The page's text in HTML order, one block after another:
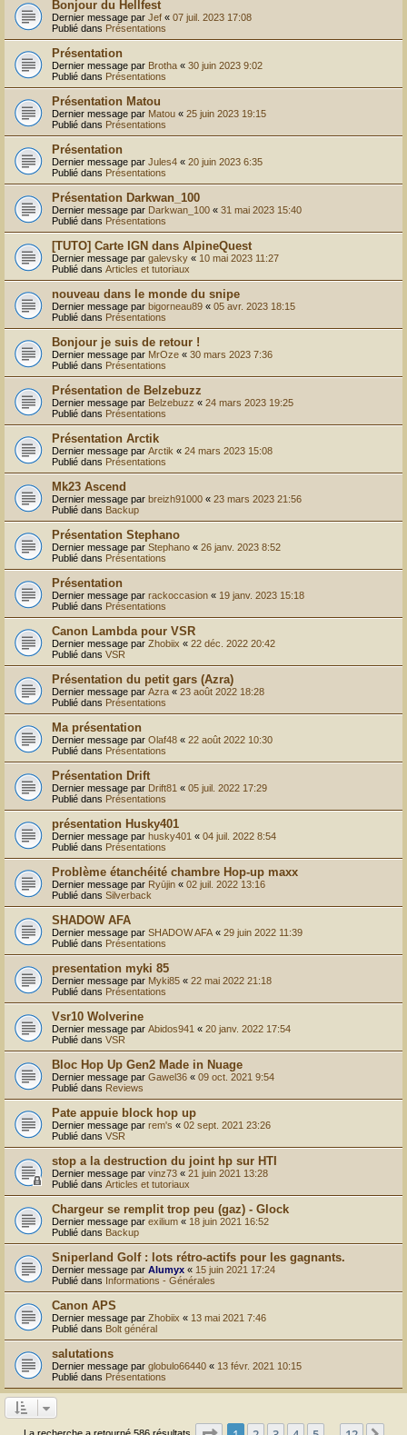
Bonjour du Hellfest
Dernier message par Jef « 07 juil. 2023 17:08
Publié dans Présentations
Présentation
Dernier message par Brotha « 30 juin 2023 9:02
Publié dans Présentations
Présentation Matou
Dernier message par Matou « 25 juin 2023 19:15
Publié dans Présentations
Présentation
Dernier message par Jules4 « 20 juin 2023 6:35
Publié dans Présentations
Présentation Darkwan_100
Dernier message par Darkwan_100 « 31 mai 2023 15:40
Publié dans Présentations
[TUTO] Carte IGN dans AlpineQuest
Dernier message par galevsky « 10 mai 2023 11:27
Publié dans Articles et tutoriaux
nouveau dans le monde du snipe
Dernier message par bigorneau89 « 05 avr. 2023 18:15
Publié dans Présentations
Bonjour je suis de retour !
Dernier message par MrOze « 30 mars 2023 7:36
Publié dans Présentations
Présentation de Belzebuzz
Dernier message par Belzebuzz « 24 mars 2023 19:25
Publié dans Présentations
Présentation Arctik
Dernier message par Arctik « 24 mars 2023 15:08
Publié dans Présentations
Mk23 Ascend
Dernier message par breizh91000 « 23 mars 2023 21:56
Publié dans Backup
Présentation Stephano
Dernier message par Stephano « 26 janv. 2023 8:52
Publié dans Présentations
Présentation
Dernier message par rackoccasion « 19 janv. 2023 15:18
Publié dans Présentations
Canon Lambda pour VSR
Dernier message par Zhobiix « 22 déc. 2022 20:42
Publié dans VSR
Présentation du petit gars (Azra)
Dernier message par Azra « 23 août 2022 18:28
Publié dans Présentations
Ma présentation
Dernier message par Olaf48 « 22 août 2022 10:30
Publié dans Présentations
Présentation Drift
Dernier message par Drift81 « 05 juil. 2022 17:29
Publié dans Présentations
présentation Husky401
Dernier message par husky401 « 04 juil. 2022 8:54
Publié dans Présentations
Problème étanchéité chambre Hop-up maxx
Dernier message par Ryūjin « 02 juil. 2022 13:16
Publié dans Silverback
SHADOW AFA
Dernier message par SHADOW AFA « 29 juin 2022 11:39
Publié dans Présentations
presentation myki 85
Dernier message par Myki85 « 22 mai 2022 21:18
Publié dans Présentations
Vsr10 Wolverine
Dernier message par Abidos941 « 20 janv. 2022 17:54
Publié dans VSR
Bloc Hop Up Gen2 Made in Nuage
Dernier message par Gawel36 « 09 oct. 2021 9:54
Publié dans Reviews
Pate appuie block hop up
Dernier message par rem's « 02 sept. 2021 23:26
Publié dans VSR
stop a la destruction du joint hp sur HTI
Dernier message par vinz73 « 21 juin 2021 13:28
Publié dans Articles et tutoriaux
Chargeur se remplit trop peu (gaz) - Glock
Dernier message par exilium « 18 juin 2021 16:52
Publié dans Backup
Sniperland Golf : lots rétro-actifs pour les gagnants.
Dernier message par Alumyx « 15 juin 2021 17:24
Publié dans Informations - Générales
Canon APS
Dernier message par Zhobiix « 13 mai 2021 7:46
Publié dans Bolt général
salutations
Dernier message par globulo66440 « 13 févr. 2021 10:15
Publié dans Présentations